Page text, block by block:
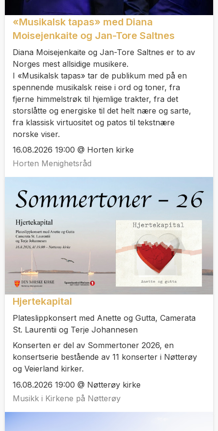
«Musikalsk tapas» med Diana
Moisejenkaite og Jan-Tore Saltnes
Diana Moisejenkaite og Jan-Tore Saltnes er to av
Norges mest allsidige musikere.
I «Musikalsk tapas» tar de publikum med på en
spennende musikalsk reise i ord og toner, fra
fjerne himmelstrøk til hjemlige trakter, fra det
storslåtte og energiske til det helt nære og sarte,
fra klassisk virtuositet og patos til tekstnære
norske viser.
16.08.2026 19:00 @ Horten kirke
Horten Menighetsråd
Hjertekapital
Plateslippkonsert med Anette og Gutta, Camerata
St. Laurentii og Terje Johannesen
Konserten er del av Sommertoner 2026, en
konsertserie bestående av 11 konserter i Nøtterøy
og Veierland kirker.
16.08.2026 19:00 @ Nøtterøy kirke
Musikk i Kirkene på Nøtterøy